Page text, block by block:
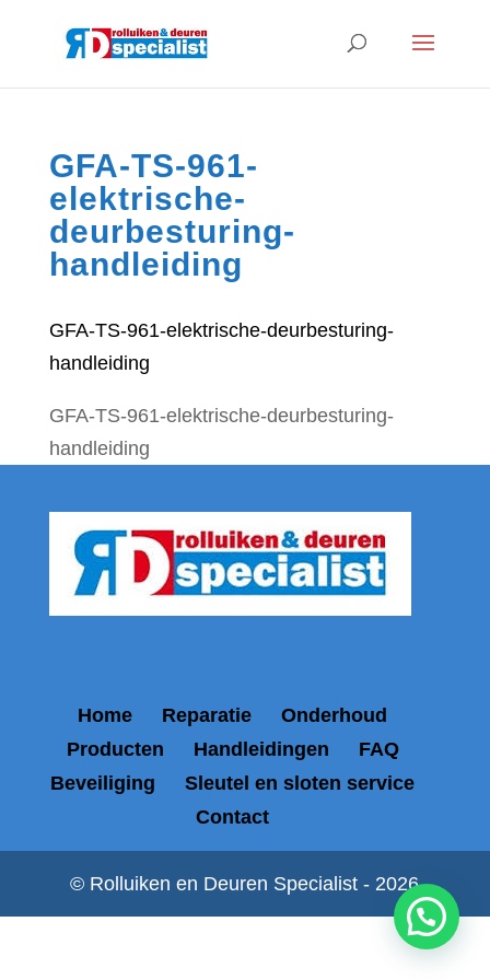
GFA-TS-961-
elektrische-
deurbesturing-
handleiding
GFA-TS-961-elektrische-deurbesturing-
handleiding
GFA-TS-961-elektrische-deurbesturing-
handleiding
Home Reparatie
Onderhoud
Producten
Handleidingen
FAQ
Beveiliging
Sleutel en sloten service
Contact
© Rolluiken en Deuren Specialist - 2026